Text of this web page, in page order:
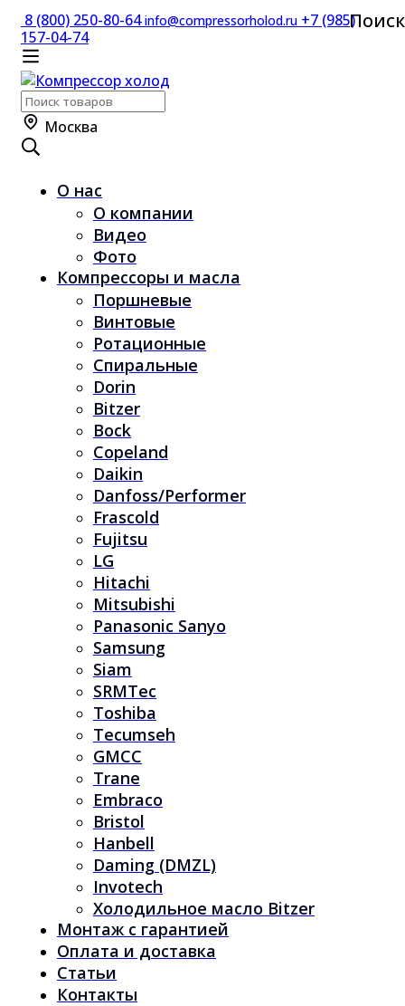
8 (800) 250-80-64info@compressorholod.ru +7 (985)
157-04-74
Поиск
Москва
О нас
О компании
Видео
Фото
Компрессоры и масла
Поршневые
Винтовые
Ротационные
Спиральные
Dorin
Bitzer
Bock
Copeland
Daikin
Danfoss/Performer
Frascold
Fujitsu
LG
Hitachi
Mitsubishi
Panasonic Sanyo
Samsung
Siam
SRMTec
Toshiba
Tecumseh
GMCC
Trane
Embraco
Bristol
Hanbell
Daming (DMZL)
Invotech
Холодильное масло Bitzer
Монтаж с гарантией
Оплата и доставка
Статьи
Контакты